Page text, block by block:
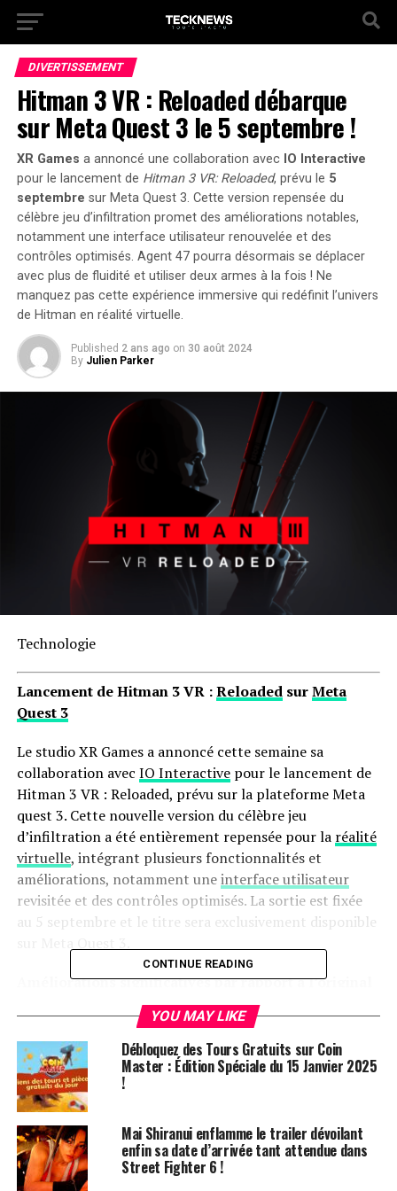
DIVERTISSEMENT
Hitman 3 VR : Reloaded débarque
sur Meta Quest 3 le 5 septembre !
XR Games a annoncé une collaboration avec IO Interactive
pour le lancement de Hitman 3 VR: Reloaded, prévu le 5
septembre sur Meta Quest 3. Cette version repensée du
célèbre jeu d’infiltration promet des améliorations notables,
notamment une interface utilisateur renouvelée et des
contrôles optimisés. Agent 47 pourra désormais se déplacer
avec plus de fluidité et utiliser deux armes à la fois ! Ne
manquez pas cette expérience immersive qui redéfinit l’univers
de Hitman en réalité virtuelle.
Published 2 ans ago on 30 août 2024
By Julien Parker
Technologie
Lancement de Hitman 3 VR :ReloadedsurMeta
Quest 3
Le studio XR Games a annoncé cette semaine sa
collaboration avec IO Interactivepour le lancement de
Hitman 3 VR : Reloaded, prévu sur la plateforme Meta
quest 3. Cette nouvelle version du célèbre jeu
d’infiltration a été entièrement repensée pour la réalité
virtuelle, intégrant plusieurs fonctionnalités et
améliorations, notamment uneinterface utilisateur
revisitée et des contrôles optimisés. La sortie est fixée
au 5 septembre et le titre sera exclusivement disponible
Améliorations significatives par rapport à l’original
Hitman 3 avait déjà introduit un mode VR peu après son
lancement initial, grâce aux efforts des développeurs
d’origine qui avaient conçu une expérience pour PSVR,
avant de l’étendre aux utilisateurs PC. Cependant,
Reloaded se distingue comme une version remaniée qui
répond à certaines critiques formulées concernant les
schémas de contrôle en réalité virtuelle du jeu original.
Dans cette nouvelle itération d’XR Games, le
CONTINUE READING
YOU MAY LIKE
Débloquez des Tours Gratuits sur Coin
Master : Édition Spéciale du 15 Janvier 2025
!
Mai Shiranui enflamme le trailer dévoilant
enfin sa date d’arrivée tant attendue dans
Street Fighter 6 !